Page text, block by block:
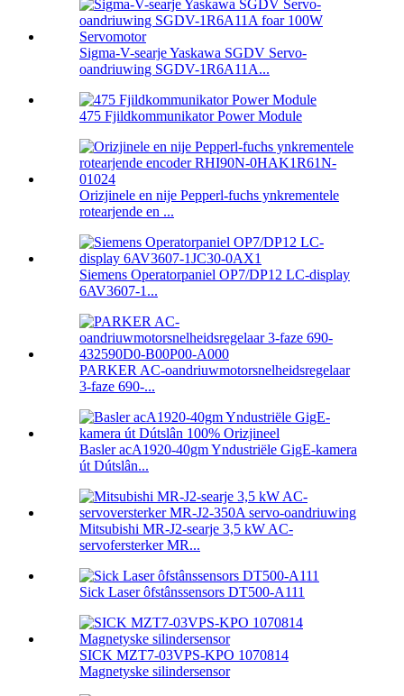
Sigma-V-searje Yaskawa SGDV Servo-
oandriuwing SGDV-1R6A11A...
475 Fjildkommunikator Power Module
Orizjinele en nije Pepperl-fuchs ynkrementele
rotearjende en ...
Siemens Operatorpaniel OP7/DP12 LC-display
6AV3607-1...
PARKER AC-oandriuwmotorsnelheidsregelaar
3-faze 690-...
Basler acA1920-40gm Yndustriële GigE-kamera
út Dútslân...
Mitsubishi MR-J2-searje 3,5 kW AC-
servofersterker MR...
Sick Laser ôfstânssensors DT500-A111
SICK MZT7-03VPS-KPO 1070814
Magnetyske silindersensor